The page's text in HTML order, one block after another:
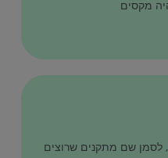
מקסים
, לסמן שם מתקנים שרוצים